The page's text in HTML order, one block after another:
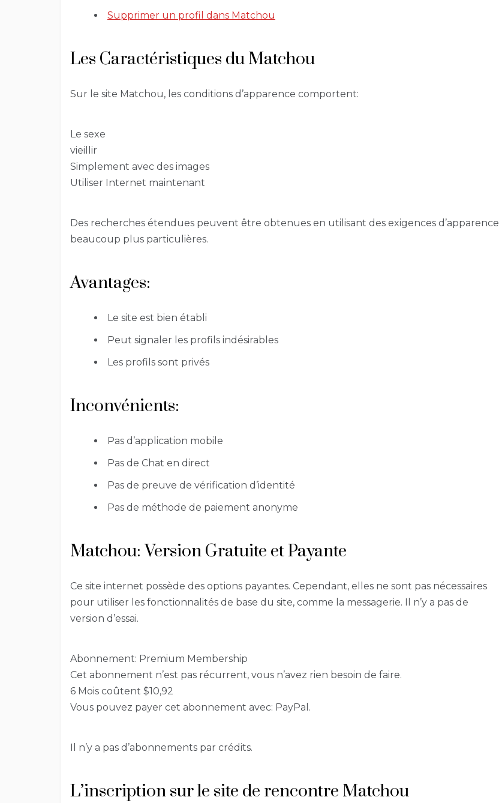
Supprimer un profil dans Matchou
Les Caractéristiques du Matchou
Sur le site Matchou, les conditions d’apparence comportent:
Le sexe
vieillir
Simplement avec des images
Utiliser Internet maintenant
Des recherches étendues peuvent être obtenues en utilisant des exigences d’apparence
beaucoup plus particulières.
Avantages:
Le site est bien établi
Peut signaler les profils indésirables
Les profils sont privés
Inconvénients:
Pas d’application mobile
Pas de Chat en direct
Pas de preuve de vérification d’identité
Pas de méthode de paiement anonyme
Matchou: Version Gratuite et Payante
Ce site internet possède des options payantes. Cependant, elles ne sont pas nécessaires
pour utiliser les fonctionnalités de base du site, comme la messagerie. Il n’y a pas de
version d’essai.
Abonnement: Premium Membership
Cet abonnement n’est pas récurrent, vous n’avez rien besoin de faire.
6 Mois coûtent $10,92
Vous pouvez payer cet abonnement avec: PayPal.
Il n’y a pas d’abonnements par crédits.
L’inscription sur le site de rencontre Matchou